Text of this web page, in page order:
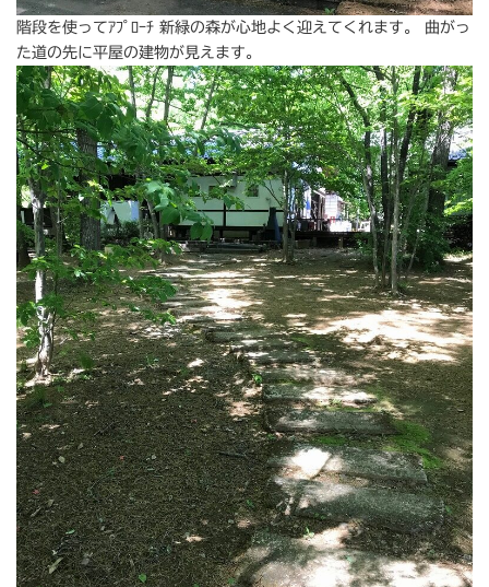
階段を使ってｱﾌﾟﾛｰﾁ 新緑の森が心地よく迎えてくれます。 曲がっ
た道の先に平屋の建物が見えます。